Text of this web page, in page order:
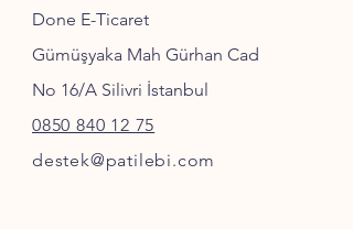
Done E-Ticaret
Gümüşyaka Mah Gürhan Cad
No 16/A Silivri İstanbul
0850 840 12 75
destek@patilebi.com